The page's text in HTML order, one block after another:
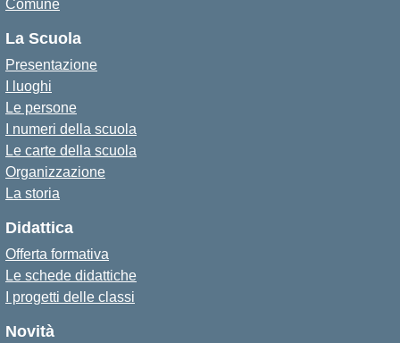
Comune
La Scuola
Presentazione
I luoghi
Le persone
I numeri della scuola
Le carte della scuola
Organizzazione
La storia
Didattica
Offerta formativa
Le schede didattiche
I progetti delle classi
Novità